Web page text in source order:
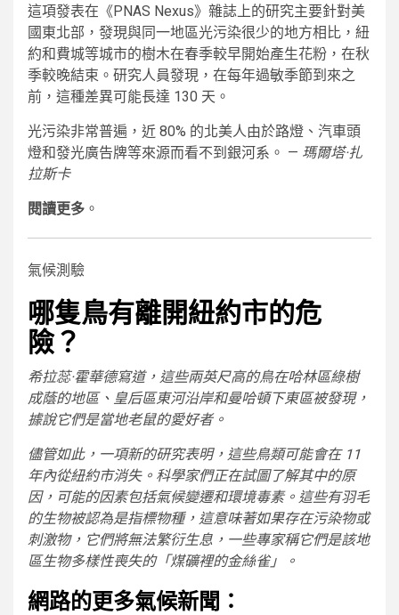
這項發表在《PNAS Nexus》雜誌上的研究主要針對美
國東北部，發現與同一地區光污染很少的地方相比，紐
約和費城等城市的樹木在春季較早開始產生花粉，在秋
季較晚結束。研究人員發現，在每年過敏季節到來之
前，這種差異可能長達 130 天。
光污染非常普遍，近 80% 的北美人由於路燈、汽車頭
燈和發光廣告牌等來源而看不到銀河系。 — 瑪爾塔·扎
拉斯卡
閱讀更多 。
氣候測驗
哪隻鳥有離開紐約市的危
險？
希拉蕊·霍華德寫道，這些兩英尺高的鳥在哈林區綠樹
成蔭的地區、皇后區東河沿岸和曼哈頓下東區被發現，
據說它們是當地老鼠的愛好者。
儘管如此，一項新的研究表明，這些鳥類可能會在 11
年內從紐約市消失。科學家們正在試圖了解其中的原
因，可能的因素包括氣候變遷和環境毒素。這些有羽毛
的生物被認為是指標物種，這意味著如果存在污染物或
刺激物，它們將無法繁衍生息，一些專家稱它們是該地
區生物多樣性喪失的「煤礦裡的金絲雀」。
網路的更多氣候新聞：